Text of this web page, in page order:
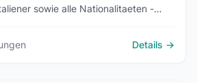
sowie alle Nationalitaeten -
Details →